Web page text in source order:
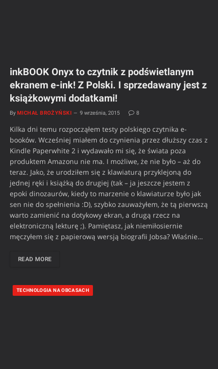
inkBOOK Onyx to czytnik z podświetlanym
ekranem e-ink! Z Polski. I sprzedawany jest z
książkowymi dodatkami!
By MICHAŁ BROŻYŃSKI 9 września, 2015 8
Kilka dni temu rozpocząłem testy polskiego czytnika e-
booków. Wcześniej miałem do czynienia przez dłuższy czas z
Kindle Paperwhite 2 i wydawało mi się, że świata poza
produktem Amazonu nie ma. I możliwe, że nie było – aż do
teraz. Jako, że urodziłem się z klawiaturą przyklejoną do
jednej ręki i książką do drugiej (tak – ja jeszcze jestem z
epoki dinozaurów, kiedy to marzenie o klawiaturze było jak
sen nie do spełnienia :D), szybko zauważyłem, że tą pierwszą
warto zamienić na dotykowy ekran, a drugą rzecz na
elektroniczną lekturę ;). Pamiętasz, jak niemiłosiernie
męczyłem się z papierową wersją biografii Jobsa? Właśnie…
READ MORE
TECHNOLOGIA NA OBCASACH